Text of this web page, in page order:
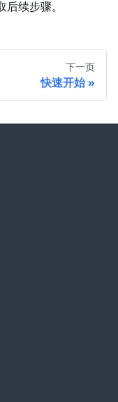
续步骤。
下一页
快速开始